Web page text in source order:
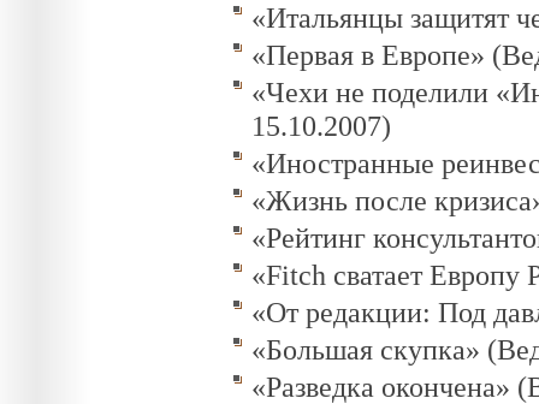
«Итальянцы защитят
«Первая в Европе»
«Чехи не поделили
15.10.2007)
«Иностранные
«Жизнь после
«Рейтинг
«Fitch сватает
«От редакции: Под
«Большая скупка»
«Разведка окончена»